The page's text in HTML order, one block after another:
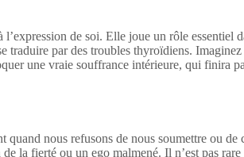
de soi. Elle joue un rôle essentiel
par des troubles thyroïdiens.
une vraie souffrance intérieure, qui finira
nous refusons de nous soumettre ou
la fierté ou un ego malmené. Il n’est pas